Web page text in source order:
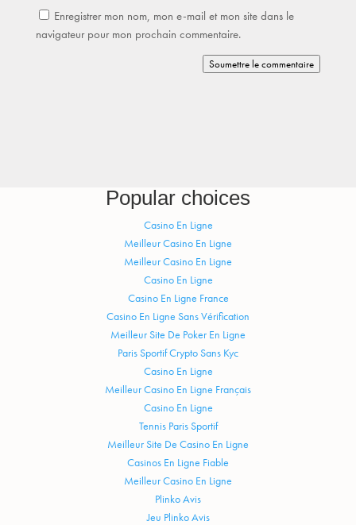
Enregistrer mon nom, mon e-mail et mon site dans le
navigateur pour mon prochain commentaire.
Soumettre le commentaire
Popular choices
Casino En Ligne
Meilleur Casino En Ligne
Meilleur Casino En Ligne
Casino En Ligne
Casino En Ligne France
Casino En Ligne Sans Vérification
Meilleur Site De Poker En Ligne
Paris Sportif Crypto Sans Kyc
Casino En Ligne
Meilleur Casino En Ligne Français
Casino En Ligne
Tennis Paris Sportif
Meilleur Site De Casino En Ligne
Casinos En Ligne Fiable
Meilleur Casino En Ligne
Plinko Avis
Jeu Plinko Avis